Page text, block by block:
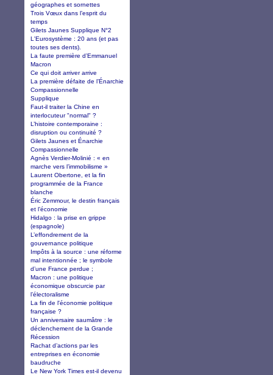
géographes et sornettes
Trois Vœux dans l’esprit du
temps
Gilets Jaunes Supplique N°2
L'Eurosystème : 20 ans (et pas
toutes ses dents).
La faute première d’Emmanuel
Macron
Ce qui doit arriver arrive
La première défaite de l’Énarchie
Compassionnelle
Supplique
Faut-il traiter la Chine en
interlocuteur "normal" ?
L’histoire contemporaine :
disruption ou continuité ?
Gilets Jaunes et Énarchie
Compassionnelle
Agnès Verdier-Molinié : « en
marche vers l’immobilisme »
Laurent Obertone, et la fin
programmée de la France
blanche
Éric Zemmour, le destin français
et l’économie
Hidalgo : la prise en grippe
(espagnole)
L’effondrement de la
gouvernance politique
Impôts à la source : une réforme
mal intentionnée ; le symbole
d’une France perdue ;
Macron : une politique
économique obscurcie par
l’électoralisme
La fin de l'économie politique
française ?
Un anniversaire saumâtre : le
déclenchement de la Grande
Récession
Rachat d’actions par les
entreprises en économie
baudruche
Le New York Times est-il devenu